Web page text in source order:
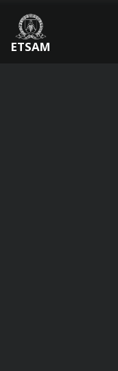
ETSAM